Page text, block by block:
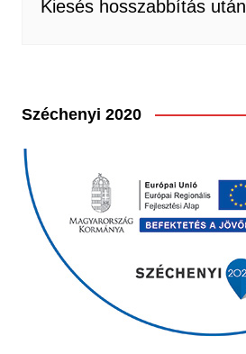
Kiesés hosszabbítás után
Széchenyi 2020